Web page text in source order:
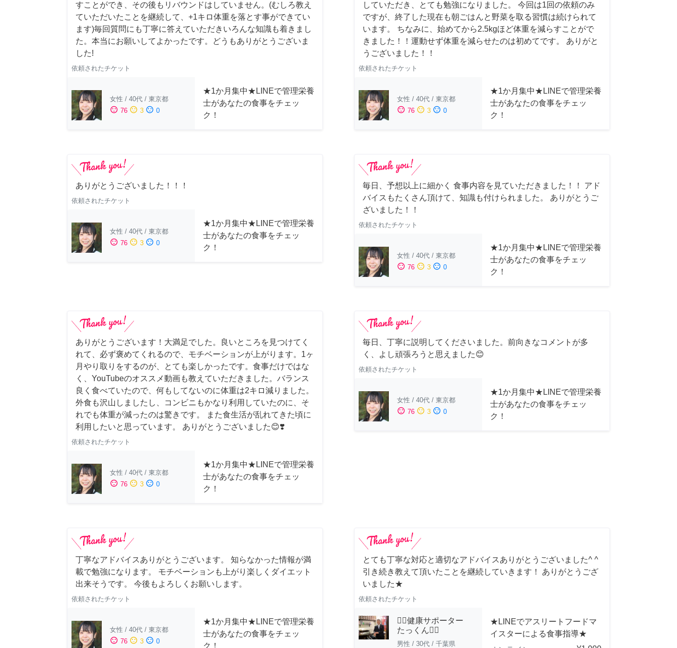
すことができ、その後もリバウンドはしていません。(むしろ教え
ていただいたことを継続して、+1キロ体重を落とす事ができてい
ます)毎回質問にも丁寧に答えていただきいろんな知識も着きまし
た。本当にお願いしてよかったです。どうもありがとうございま
した!
依頼されたチケット
女性 / 40代 / 東京都
sentiment_satisfied 76 sentiment_neutral 3 sentiment_dissatisfied 0
★1か月集中★LINEで管理栄養
士があなたの食事をチェッ
ク！
していただき、とても勉強になりました。 今回は1回の依頼のみ
ですが、終了した現在も朝ごはんと野菜を取る習慣は続けられて
います。 ちなみに、始めてから2.5kgほど体重を減らすことがで
きました！！運動せず体重を減らせたのは初めてです。 ありがと
うございました！！
依頼されたチケット
女性 / 40代 / 東京都
sentiment_satisfied 76 sentiment_neutral 3 sentiment_dissatisfied 0
★1か月集中★LINEで管理栄養
士があなたの食事をチェッ
ク！
ありがとうございました！！！
依頼されたチケット
女性 / 40代 / 東京都
sentiment_satisfied 76 sentiment_neutral 3 sentiment_dissatisfied 0
★1か月集中★LINEで管理栄養
士があなたの食事をチェッ
ク！
毎日、予想以上に細かく 食事内容を見ていただきました！！ アド
バイスもたくさん頂けて、知識も付けられました。 ありがとうご
ざいました！！
依頼されたチケット
女性 / 40代 / 東京都
sentiment_satisfied 76 sentiment_neutral 3 sentiment_dissatisfied 0
★1か月集中★LINEで管理栄養
士があなたの食事をチェッ
ク！
ありがとうございます！大満足でした。良いところを見つけてく
れて、必ず褒めてくれるので、モチベーションが上がります。1ヶ
月やり取りをするのが、とても楽しかったです。食事だけではな
く、YouTubeのオススメ動画も教えていただきました。バランス
良く食べていたので、何もしてないのに体重は2キロ減りました。
外食も沢山しましたし、コンビニもかなり利用していたのに、そ
れでも体重が減ったのは驚きです。 また食生活が乱れてきた頃に
利用したいと思っています。 ありがとうございました😊❣️
依頼されたチケット
女性 / 40代 / 東京都
sentiment_satisfied 76 sentiment_neutral 3 sentiment_dissatisfied 0
★1か月集中★LINEで管理栄養
士があなたの食事をチェッ
ク！
毎日、丁寧に説明してくださいました。前向きなコメントが多
く、よし頑張ろうと思えました😊
依頼されたチケット
女性 / 40代 / 東京都
sentiment_satisfied 76 sentiment_neutral 3 sentiment_dissatisfied 0
★1か月集中★LINEで管理栄養
士があなたの食事をチェッ
ク！
丁寧なアドバイスありがとうございます。 知らなかった情報が満
載で勉強になります。 モチベーションも上がり楽しくダイエット
出来そうです。 今後もよろしくお願いします。
依頼されたチケット
女性 / 40代 / 東京都
sentiment_satisfied 76 sentiment_neutral 3 sentiment_dissatisfied 0
★1か月集中★LINEで管理栄養
士があなたの食事をチェッ
ク！
とても丁寧な対応と適切なアドバイスありがとうございました^ ^
引き続き教えて頂いたことを継続していきます！ ありがとうござ
いました★
依頼されたチケット
🏋️‍♂️健康サポーター
たっくん🏋️‍♂️
男性 / 30代 / 千葉県
★LINEでアスリートフードマ
イスターによる食事指導★